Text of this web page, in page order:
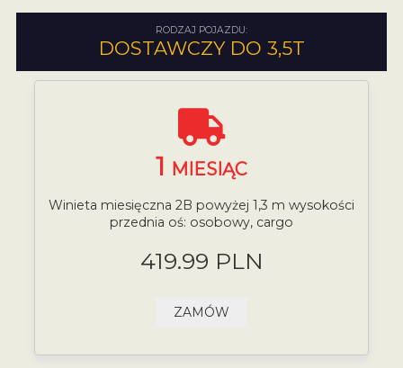
RODZAJ POJAZDU:
DOSTAWCZY DO 3,5T
1 MIESIĄC
Winieta miesięczna 2B powyżej 1,3 m wysokości
przednia oś: osobowy, cargo
419.99 PLN
ZAMÓW